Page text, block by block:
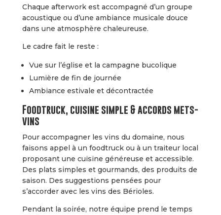
Chaque afterwork est accompagné d’un groupe
acoustique ou d’une ambiance musicale douce
dans une atmosphère chaleureuse.
Le cadre fait le reste :
Vue sur l’église et la campagne bucolique
Lumière de fin de journée
Ambiance estivale et décontractée
Foodtruck, cuisine simple & accords mets-
vins
Pour accompagner les vins du domaine, nous
faisons appel à un foodtruck ou à un traiteur local
proposant une cuisine généreuse et accessible.
Des plats simples et gourmands, des produits de
saison. Des suggestions pensées pour
s’accorder avec les vins des Bérioles.
Pendant la soirée, notre équipe prend le temps